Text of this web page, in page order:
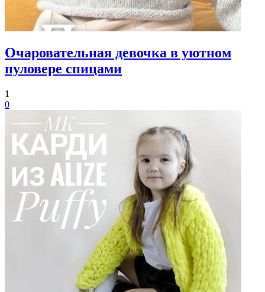
Очаровательная девочка в уютном
пуловере спицами
1
0